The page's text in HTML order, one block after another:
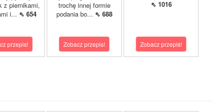
z piernikami,
i... ⇖ 654
przepis!
trochę innej formie
podania bo... ⇖ 688
Zobacz przepis!
⇖ 1016
Zobacz przepis!